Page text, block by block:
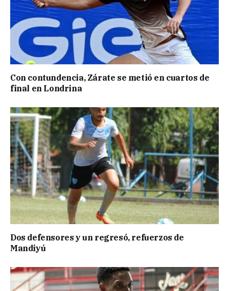
Con contundencia, Zárate se metió en cuartos de
final en Londrina
Dos defensores y un regresó, refuerzos de
Mandiyú